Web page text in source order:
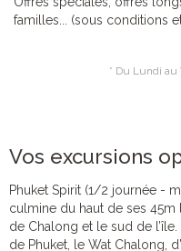
familles... (sous conditions
* Du Lundi au
Vos excursions
Phuket Spirit (1/2 journée -
culmine du haut de ses 45m
de Chalong et le sud de
de Phuket, le Wat Chalong,